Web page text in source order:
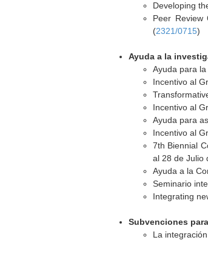
Developing
Peer Review
(2321/0715)
Ayuda a la
Ayuda para
Incentivo al
Incentivo al
Ayuda para
Incentivo al
7th Biennial
al 28 de Julio
Ayuda a la
Seminario
Integrating
Subvenciones
La